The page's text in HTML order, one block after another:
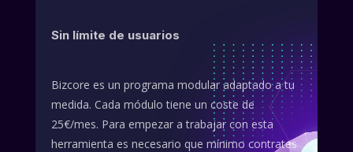
Sin límite de usuarios
Bizcore es un programa modular adaptado a tu
medida. Cada módulo tiene un coste de
25€/mes. Para empezar a trabajar con esta
herramienta es necesario que mínimo contrates